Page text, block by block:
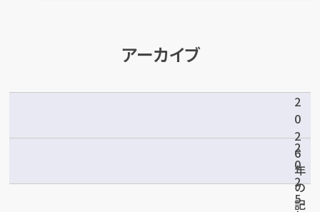
アーカイブ
2
0
2
6
年
の
記
2
0
2
5